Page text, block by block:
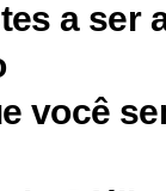
a ser
você